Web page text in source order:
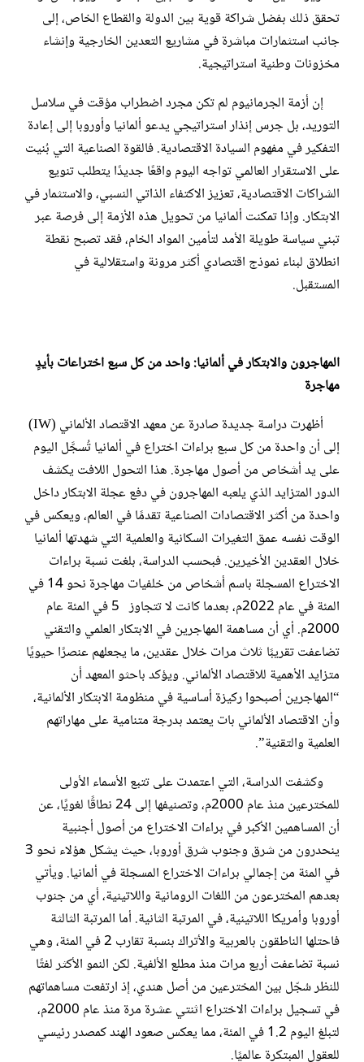
تحقق ذلك بفضل شراكة قوية بين الدولة والقطاع الخاص، إلى
جانب استثمارات مباشرة في مشاريع التعدين الخارجية وإنشاء
مخزونات وطنية استراتيجية.
إن أزمة الجرمانيوم لم تكن مجرد اضطراب مؤقت في سلاسل
التوريد، بل جرس إنذار استراتيجي يدعو ألمانيا وأوروبا إلى إعادة
التفكير في مفهوم السيادة الاقتصادية. فالقوة الصناعية التي بُنيت
على الاستقرار العالمي تواجه اليوم واقعًا جديدًا يتطلب تنويع
الشراكات الاقتصادية، تعزيز الاكتفاء الذاتي النسبي، والاستثمار في
الابتكار. وإذا تمكنت ألمانيا من تحويل هذه الأزمة إلى فرصة عبر
تبني سياسة طويلة الأمد لتأمين المواد الخام، فقد تصبح نقطة
انطلاق لبناء نموذج اقتصادي أكثر مرونة واستقلالية في
المستقبل.
المهاجرون والابتكار في ألمانيا: واحد من كل سبع اختراعات بأيدٍ
مهاجرة
أظهرت دراسة جديدة صادرة عن معهد الاقتصاد الألماني (IW)
إلى أن واحدة من كل سبع براءات اختراع في ألمانيا تُسجَّل اليوم
على يد أشخاص من أصول مهاجرة. هذا التحول اللافت يكشف
الدور المتزايد الذي يلعبه المهاجرون في دفع عجلة الابتكار داخل
واحدة من أكثر الاقتصادات الصناعية تقدمًا في العالم، ويعكس في
الوقت نفسه عمق التغيرات السكانية والعلمية التي شهدتها ألمانيا
خلال العقدين الأخيرين. فبحسب الدراسة، بلغت نسبة براءات
الاختراع المسجلة باسم أشخاص من خلفيات مهاجرة نحو 14 في
المئة في عام 2022م، بعدما كانت لا تتجاوز 5 في المئة عام
2000م. أي أن مساهمة المهاجرين في الابتكار العلمي والتقني
تضاعفت تقريبًا ثلاث مرات خلال عقدين، ما يجعلهم عنصرًا حيويًا
متزايد الأهمية للاقتصاد الألماني. ويؤكد باحثو المعهد أن
“المهاجرين أصبحوا ركيزة أساسية في منظومة الابتكار الألمانية،
وأن الاقتصاد الألماني بات يعتمد بدرجة متنامية على مهاراتهم
العلمية والتقنية”.
وكشفت الدراسة، التي اعتمدت على تتبع الأسماء الأولى
للمخترعين منذ عام 2000م، وتصنيفها إلى 24 نطاقًا لغويًا، عن
أن المساهمين الأكبر في براءات الاختراع من أصول أجنبية
ينحدرون من شرق وجنوب شرق أوروبا، حيث يشكل هؤلاء نحو 3
في المئة من إجمالي براءات الاختراع المسجلة في ألمانيا. ويأتي
بعدهم المخترعون من اللغات الرومانية واللاتينية، أي من جنوب
أوروبا وأمريكا اللاتينية، في المرتبة الثانية. أما المرتبة الثالثة
فاحتلها الناطقون بالعربية والأتراك بنسبة تقارب 2 في المئة، وهي
نسبة تضاعفت أربع مرات منذ مطلع الألفية. لكن النمو الأكثر لفتًا
للنظر سُجّل بين المخترعين من أصل هندي، إذ ارتفعت مساهماتهم
في تسجيل براءات الاختراع اثنتي عشرة مرة منذ عام 2000م،
لتبلغ اليوم 1.2 في المئة، مما يعكس صعود الهند كمصدر رئيسي
للعقول المبتكرة عالميًا.